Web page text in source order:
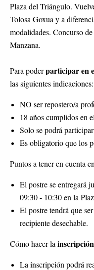
Plaza del Triángulo.
Tolosa Goxua y a
modalidades. Concurso
Manzana.
Para poderparticipar en
las siguientes indicaciones:
NO ser repostero/a
18 años cumplidos en
Solo se podrá
Es obligatorio que los
Puntos a tener en cuenta
El postre se entregará
09:30 - 10:30 en la
El postre tendrá que
recipiente desechable.
Cómo hacer la inscripción
La inscripción podrá